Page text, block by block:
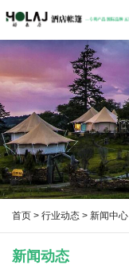
首页 > 行业动态 > 新闻中心
新闻动态